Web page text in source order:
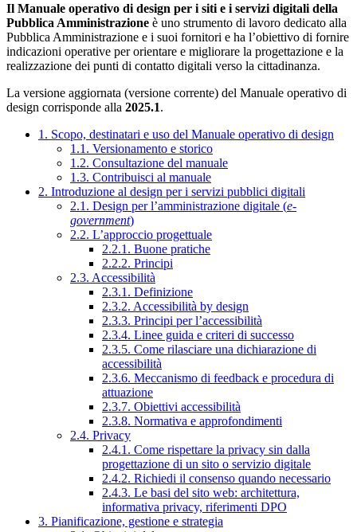
Il Manuale operativo di design per i siti e i servizi digitali della
Pubblica Amministrazione è uno strumento di lavoro dedicato alla
Pubblica Amministrazione e i suoi fornitori e ha l’obiettivo di fornire
indicazioni operative per orientare e migliorare la progettazione e la
realizzazione dei punti di contatto digitali verso la cittadinanza.
La versione aggiornata (versione corrente) del Manuale operativo di
design corrisponde alla 2025.1.
1. Scopo, destinatari e uso del Manuale operativo di design
1.1. Versionamento e storico
1.2. Consultazione del manuale
1.3. Contribuisci al manuale
2. Introduzione al design per i servizi pubblici digitali
2.1. Design per l’amministrazione digitale (e-
government)
2.2. L’approccio progettuale
2.2.1. Buone pratiche
2.2.2. Principi
2.3. Accessibilità
2.3.1. Definizione
2.3.2. Accessibilità by design
2.3.3. Principi per l’accessibilità
2.3.4. Linee guida e criteri di successo
2.3.5. Come rilasciare una dichiarazione di
accessibilità
2.3.6. Meccanismo di feedback e procedura di
attuazione
2.3.7. Obiettivi accessibilità
2.3.8. Normativa e approfondimenti
2.4. Privacy
2.4.1. Come rispettare la privacy sin dalla
progettazione di un sito o servizio digitale
2.4.2. Richiedi il consenso quando necessario
2.4.3. Le basi del sito web: architettura,
informativa privacy, riferimenti DPO
3. Pianificazione, gestione e strategia